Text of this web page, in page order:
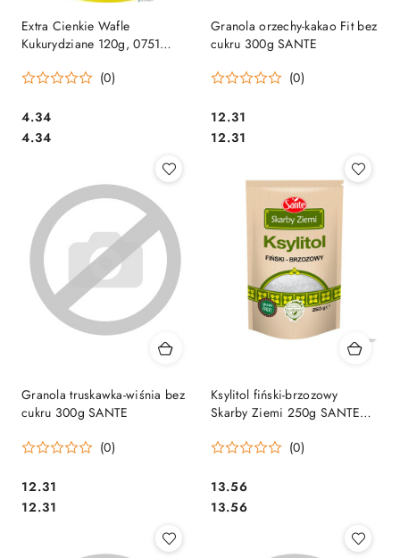
Extra Cienkie Wafle
Kukurydziane 120g, 0751
(0)
Cena:
4.34
Cena:
4.34
Granola orzechy-kakao Fit bez
cukru 300g SANTE
(0)
Cena:
12.31
Cena:
12.31
Granola truskawka-wiśnia bez
cukru 300g SANTE
(0)
Cena:
12.31
Cena:
12.31
Ksylitol fiński-brzozowy
Skarby Ziemi 250g SANTE
(0)
Cena:
13.56
Cena:
13.56